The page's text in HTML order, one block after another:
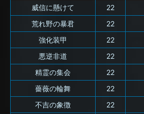
威信に懸けて
22
荒れ野の暴君
22
強化装甲
22
悪逆非道
22
精霊の集会
22
薔薇の輪舞
22
不吉の象徴
22